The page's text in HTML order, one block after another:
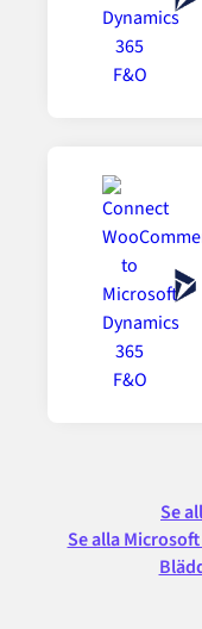
Se
Se alla